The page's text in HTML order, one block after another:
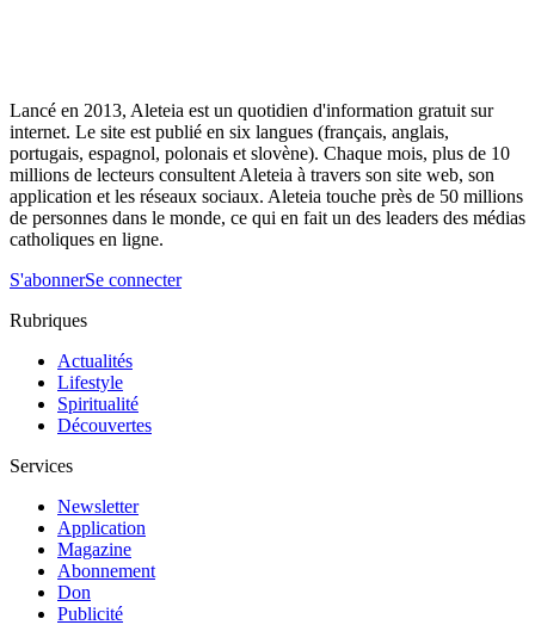
Lancé en 2013, Aleteia est un quotidien d'information gratuit sur
internet. Le site est publié en six langues (français, anglais,
portugais, espagnol, polonais et slovène). Chaque mois, plus de 10
millions de lecteurs consultent Aleteia à travers son site web, son
application et les réseaux sociaux. Aleteia touche près de 50 millions
de personnes dans le monde, ce qui en fait un des leaders des médias
catholiques en ligne.
S'abonnerSe connecter
Rubriques
Actualités
Lifestyle
Spiritualité
Découvertes
Services
Newsletter
Application
Magazine
Abonnement
Don
Publicité